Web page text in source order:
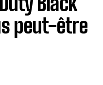
peut-être